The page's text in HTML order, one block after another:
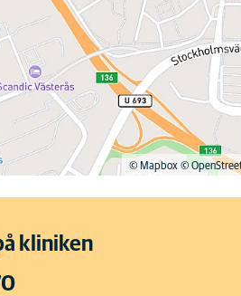
© Mapbox ©
kliniken